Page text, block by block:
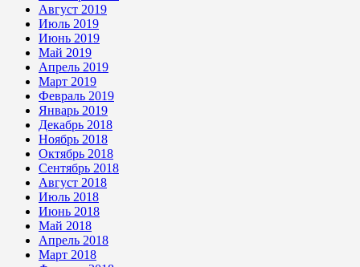
Август 2019
Июль 2019
Июнь 2019
Май 2019
Апрель 2019
Март 2019
Февраль 2019
Январь 2019
Декабрь 2018
Ноябрь 2018
Октябрь 2018
Сентябрь 2018
Август 2018
Июль 2018
Июнь 2018
Май 2018
Апрель 2018
Март 2018